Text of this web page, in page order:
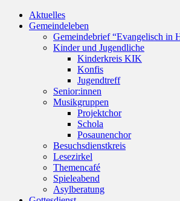
oben
scrollen
Aktuelles
Gemeindeleben
Gemeindebrief “Evangelisch in
Kinder und Jugendliche
Kinderkreis KIK
Konfis
Jugendtreff
Senior:innen
Musikgruppen
Projektchor
Schola
Posaunenchor
Besuchsdienstkreis
Lesezirkel
Themencafé
Spieleabend
Asylberatung